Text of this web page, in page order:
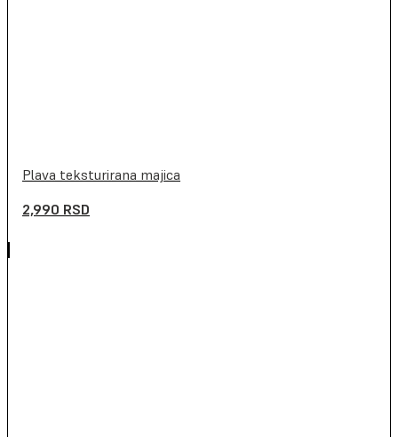
Plava teksturirana majica
2,990 RSD